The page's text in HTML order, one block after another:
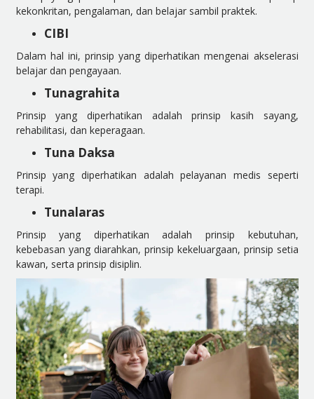
kekonkritan, pengalaman, dan belajar sambil praktek.
CIBI
Dalam hal ini, prinsip yang diperhatikan mengenai akselerasi
belajar dan pengayaan.
Tunagrahita
Prinsip yang diperhatikan adalah prinsip kasih sayang,
rehabilitasi, dan keperagaan.
Tuna Daksa
Prinsip yang diperhatikan adalah pelayanan medis seperti
terapi.
Tunalaras
Prinsip yang diperhatikan adalah prinsip kebutuhan,
kebebasan yang diarahkan, prinsip kekeluargaan, prinsip setia
kawan, serta prinsip disiplin.